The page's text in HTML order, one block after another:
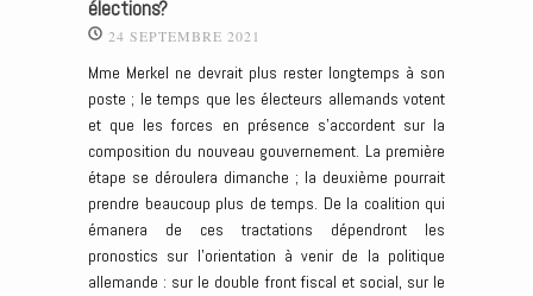
élections?
24 SEPTEMBRE 2021
Mme Merkel ne devrait plus rester longtemps à son
poste ; le temps que les électeurs allemands votent
et que les forces en présence s’accordent sur la
composition du nouveau gouvernement. La première
étape se déroulera dimanche ; la deuxième pourrait
prendre beaucoup plus de temps. De la coalition qui
émanera de ces tractations dépendront les
pronostics sur l’orientation à venir de la politique
allemande : sur le double front fiscal et social, sur le